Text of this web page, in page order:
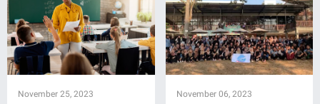
November 25, 2023 November 06, 2023